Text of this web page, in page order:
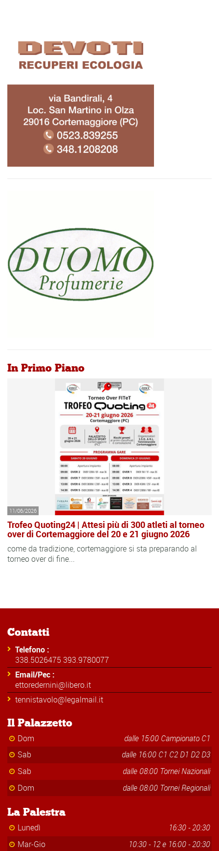
In Primo Piano
11/06/2026
Trofeo Quoting24 | Attesi più di 300 atleti al torneo
over di Cortemaggiore del 20 e 21 giugno 2026
come da tradizione, cortemaggiore si sta preparando al
torneo over di fine...
Contatti
Telefono :
338.5026475 393.9780077
Email/Pec :
ettoredernini@libero.it
tennistavolo@legalmail.it
Il Palazzetto
Dom
dalle 15:00 Campionato C1
Sab
dalle 16:00 C1 C2 D1 D2 D3
Sab
dalle 08:00 Tornei Nazionali
Dom
dalle 08:00 Tornei Regionali
La Palestra
Lunedì
16:30 - 20:30
Mar-Gio
10:30 - 12 e 16:00 - 20:30